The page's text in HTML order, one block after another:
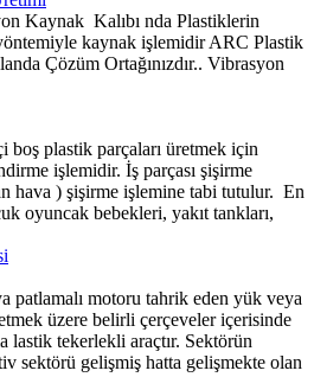
Kaynak Kalıbı nda Plastiklerin
kaynak işlemidir ARC Plastik
Çözüm Ortağınızdır.. Vibrasyon
boş plastik parçaları üretmek için
işlemidir. İş parçası şişirme
hava ) şişirme işlemine tabi tutulur. En
oyuncak bebekleri, yakıt tankları,
patlamalı motoru tahrik eden yük veya
üzere belirli çerçeveler içerisinde
lastik tekerlekli araçtır. Sektörün
sektörü gelişmiş hatta gelişmekte olan